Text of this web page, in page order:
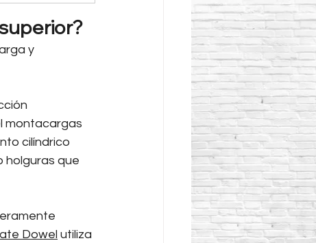
y
montacargas
cilíndrico
holguras que
Dowel utiliza